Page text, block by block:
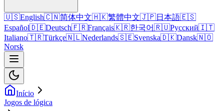
🇺🇸English🇨🇳简体中文🇭🇰繁體中文🇯🇵日本語🇪🇸
Español🇩🇪Deutsch🇫🇷Français🇰🇷한국어🇷🇺Русский🇮🇹
Italiano🇹🇷Türkçe🇳🇱Nederlands🇸🇪Svenska🇩🇰Dansk🇳🇴
Norsk
Início
Jogos de lógica